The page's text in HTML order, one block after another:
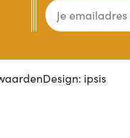
Design: ipsis